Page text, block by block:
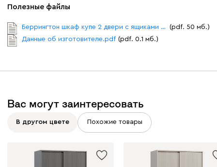
Полезные файлы
Беррингтон шкаф купе 2 двери с ящиками схема сборки.pdf
(pdf. 50 мб.)
Данные об изготовителе.pdf (pdf. 0.1 мб.)
Вас могут заинтересовать
В другом цвете Похожие товары